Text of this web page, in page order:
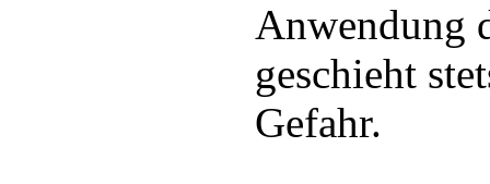
Anwendung
geschieht
Gefahr.